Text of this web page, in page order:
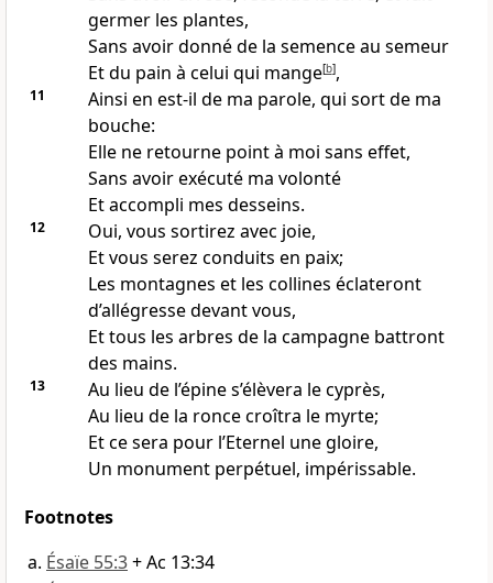
germer les plantes,
Sans avoir donné de la semence au semeur
Et du pain à celui qui mange[b],
11
Ainsi en est-il de ma parole, qui sort de ma
bouche:
Elle ne retourne point à moi sans effet,
Sans avoir exécuté ma volonté
Et accompli mes desseins.
12
Oui, vous sortirez avec joie,
Et vous serez conduits en paix;
Les montagnes et les collines éclateront
d’allégresse devant vous,
Et tous les arbres de la campagne battront
des mains.
13
Au lieu de l’épine s’élèvera le cyprès,
Au lieu de la ronce croîtra le myrte;
Et ce sera pour l’Eternel une gloire,
Un monument perpétuel, impérissable.
Footnotes
Ésaïe 55:3+ Ac 13:34